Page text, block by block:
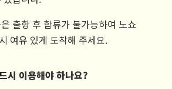
출항 후 합류가 불가능하여 노쇼
여유 있게 도착해 주세요.
시 이용해야 하나요?